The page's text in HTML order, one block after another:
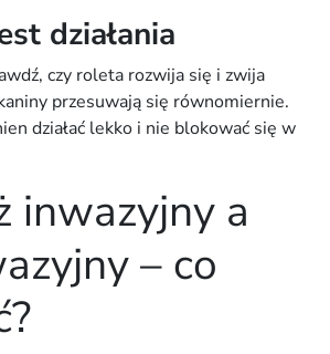
działania
czy roleta rozwija się i zwija
przesuwają się równomiernie.
działać lekko i nie blokować się w
inwazyjny a
– co